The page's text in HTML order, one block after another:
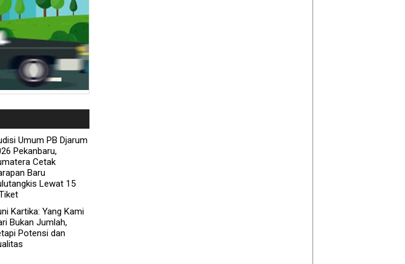
Umum PB Djarum
Pekanbaru,
Cetak
Baru
Lewat 15
Kartika: Yang Kami
Bukan Jumlah,
Potensi dan